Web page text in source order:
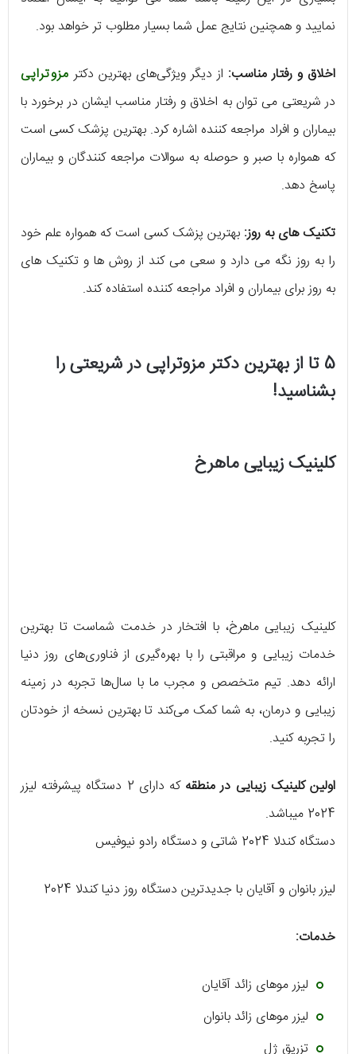
نمایید و همچنین نتایج عمل شما بسیار مطلوب تر خواهد بود.
اخلاق و رفتار مناسب: از دیگر ویژگی‌های بهترین دکتر مزوتراپی
در شریعتی می توان به اخلاق و رفتار مناسب ایشان در برخورد با
بیماران و افراد مراجعه کننده اشاره کرد. بهترین پزشک کسی است
که همواره با صبر و حوصله به سوالات مراجعه کنندگان و بیماران
پاسخ دهد.
تکنیک های به روز: بهترین پزشک کسی است که همواره علم خود
را به روز نگه می دارد و سعی می کند از روش ها و تکنیک های
به روز برای بیماران و افراد مراجعه کننده استفاده کند.
5 تا از بهترین دکتر مزوتراپی در شریعتی را
بشناسید!
کلینیک زیبایی ماهرخ
کلینیک زیبایی ماهرخ، با افتخار در خدمت شماست تا بهترین
خدمات زیبایی و مراقبتی را با بهره‌گیری از فناوری‌های روز دنیا
ارائه دهد. تیم متخصص و مجرب ما با سال‌ها تجربه در زمینه
زیبایی و درمان، به شما کمک می‌کند تا بهترین نسخه از خودتان
را تجربه کنید.
اولین کلینیک زیبایی در منطقه
که دارای 2 دستگاه پیشرفته لیزر
2024 میباشد.
دستگاه کندلا 2024 شاتی و دستگاه رادو نیوفیس
لیزر بانوان و آقایان با جدیدترین دستگاه روز دنیا کندلا 2024
خدمات:
لیزر موهای زائد آقایان
لیزر موهای زائد بانوان
تزریق ژل